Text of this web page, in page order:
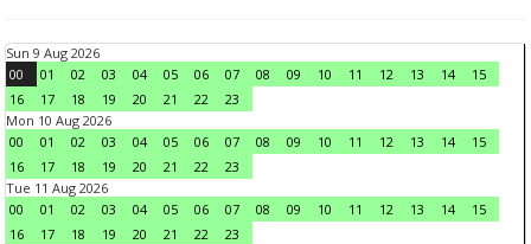
Sun 9 Aug 2026
00
01 02 03 04 05 06 07 08 09 10 11 12 13 14
15
16
17 18 19 20 21 22
23
Mon 10 Aug 2026
00
01 02 03 04 05 06 07 08 09 10 11 12 13 14
15
16
17 18 19 20 21 22
23
Tue 11 Aug 2026
00
01 02 03 04 05 06 07 08 09 10 11 12 13 14
15
16
17 18 19 20 21 22
23